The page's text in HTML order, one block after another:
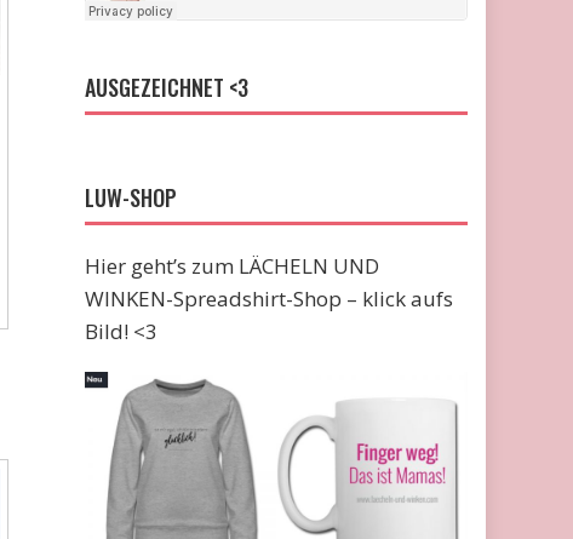
AUSGEZEICHNET <3
LUW-SHOP
Hier geht’s zum LÄCHELN UND
WINKEN-Spreadshirt-Shop – klick aufs
Bild! <3